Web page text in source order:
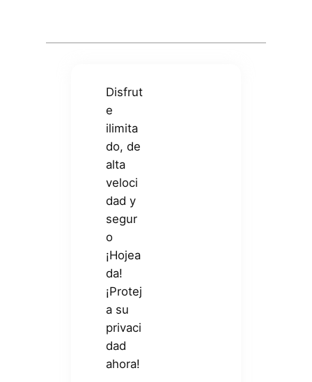
Disfrut
e
ilimita
do, de
alta
veloci
dad y
segur
o
¡Hojea
da!
¡Protej
a su
privaci
dad
ahora!